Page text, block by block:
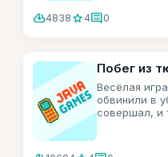
cloud_download4838 star 4comment0
Побег из
Весёлая
обвинили в
совершал, и